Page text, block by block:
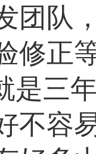
团队
修正
是三
不容